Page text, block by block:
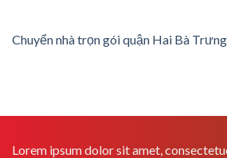
Chuyển nhà trọn gói quận Hai Bà Trưng
Lorem ipsum dolor sit amet,